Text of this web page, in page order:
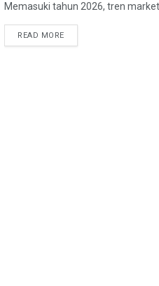
Memasuki tahun 2026, tren
READ MORE